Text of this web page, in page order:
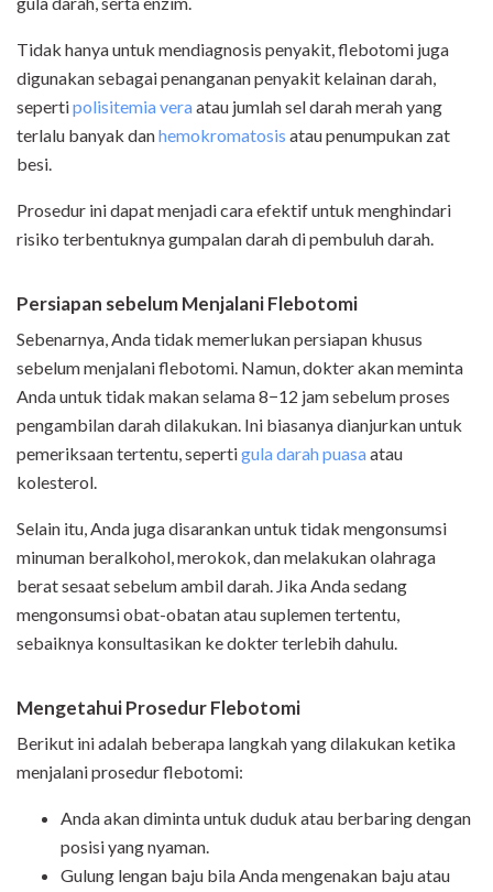
Tidak hanya untuk mendiagnosis penyakit, flebotomi juga
digunakan sebagai penanganan penyakit kelainan darah,
sepertipolisitemia veraatau jumlah sel darah merah yang
terlalu banyak danhemokromatosis atau penumpukan zat
besi.
Prosedur ini dapat menjadi cara efektif untuk menghindari
risiko terbentuknya gumpalan darah di pembuluh darah.
Persiapan sebelum Menjalani Flebotomi
Sebenarnya, Anda tidak memerlukan persiapan khusus
sebelum menjalani flebotomi. Namun, dokter akan meminta
Anda untuk tidak makan selama 8−12 jam sebelum proses
pengambilan darah dilakukan. Ini biasanya dianjurkan untuk
pemeriksaan tertentu, sepertigula darah puasaatau
kolesterol.
Selain itu, Anda juga disarankan untuk tidak mengonsumsi
minuman beralkohol, merokok, dan melakukan olahraga
berat sesaat sebelum ambil darah. Jika Anda sedang
mengonsumsi obat-obatan atau suplemen tertentu,
sebaiknya konsultasikan ke dokter terlebih dahulu.
Mengetahui Prosedur Flebotomi
Berikut ini adalah beberapa langkah yang dilakukan ketika
menjalani prosedur flebotomi:
Anda akan diminta untuk duduk atau berbaring dengan
posisi yang nyaman.
Gulung lengan baju bila Anda mengenakan baju atau